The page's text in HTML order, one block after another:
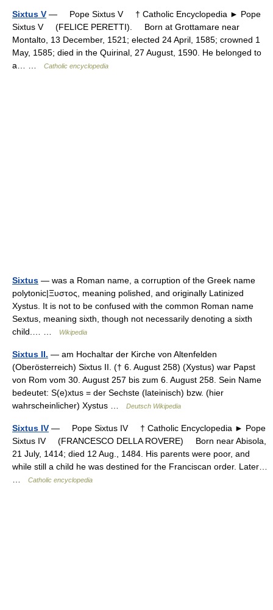
Sixtus V — Pope Sixtus V † Catholic Encyclopedia ► Pope
Sixtus V (FELICE PERETTI). Born at Grottamare near
Montalto, 13 December, 1521; elected 24 April, 1585; crowned 1
May, 1585; died in the Quirinal, 27 August, 1590. He belonged to
a… …
Catholic encyclopedia
Sixtus — was a Roman name, a corruption of the Greek name
polytonic|Ξυστος, meaning polished, and originally Latinized
Xystus. It is not to be confused with the common Roman name
Sextus, meaning sixth, though not necessarily denoting a sixth
child.… …
Wikipedia
Sixtus II. — am Hochaltar der Kirche von Altenfelden
(Oberösterreich) Sixtus II. († 6. August 258) (Xystus) war Papst
von Rom vom 30. August 257 bis zum 6. August 258. Sein Name
bedeutet: S(e)xtus = der Sechste (lateinisch) bzw. (hier
wahrscheinlicher) Xystus …
Deutsch Wikipedia
Sixtus IV — Pope Sixtus IV † Catholic Encyclopedia ► Pope
Sixtus IV (FRANCESCO DELLA ROVERE) Born near Abisola,
21 July, 1414; died 12 Aug., 1484. His parents were poor, and
while still a child he was destined for the Franciscan order. Later…
Catholic encyclopedia